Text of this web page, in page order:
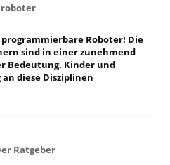
Roboter! Die
sind in einer zunehmend
Bedeutung. Kinder und
diese Disziplinen
Ratgeber